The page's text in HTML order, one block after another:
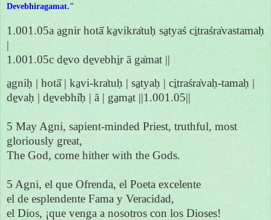
Devebhiragamat."
1.001.05a a̱gnir hotā̍ ka̱vikra̍tuḥ sa̱tyaś ci̱traśra̍vastamaḥ
|
1.001.05c de̱vo de̱vebhi̱r ā ga̍mat ||
a̱gniḥ | hotā̍ | ka̱vi-kra̍tuḥ | sa̱tyaḥ | ci̱traśra̍vaḥ-tamaḥ |
de̱vaḥ | de̱vebhi̍ḥ | ā | ga̱ma̱t ||1.001.05||
5 May Agni, sapient-minded Priest, truthful, most
gloriously great,
The God, come hither with the Gods.
5 Agni, el que Ofrenda, el Poeta excelente
el de esplendente Fama y Veracidad,
el Dios, ¡que venga a nosotros con los Dioses!